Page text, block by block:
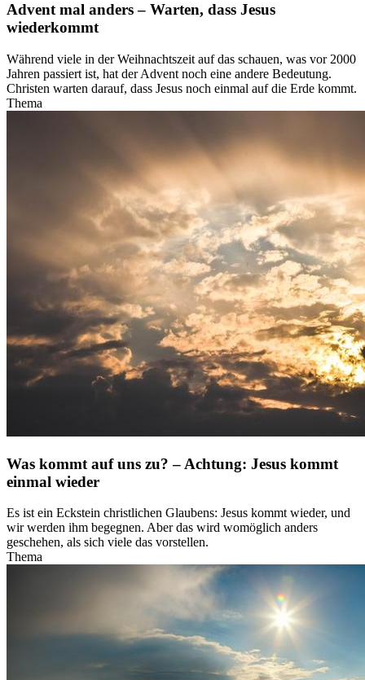
Advent mal anders – Warten, dass Jesus
wiederkommt
Während viele in der Weihnachtszeit auf das schauen, was vor 2000
Jahren passiert ist, hat der Advent noch eine andere Bedeutung.
Christen warten darauf, dass Jesus noch einmal auf die Erde kommt.
Thema
Was kommt auf uns zu? – Achtung: Jesus kommt
einmal wieder
Es ist ein Eckstein christlichen Glaubens: Jesus kommt wieder, und
wir werden ihm begegnen. Aber das wird womöglich anders
geschehen, als sich viele das vorstellen.
Thema